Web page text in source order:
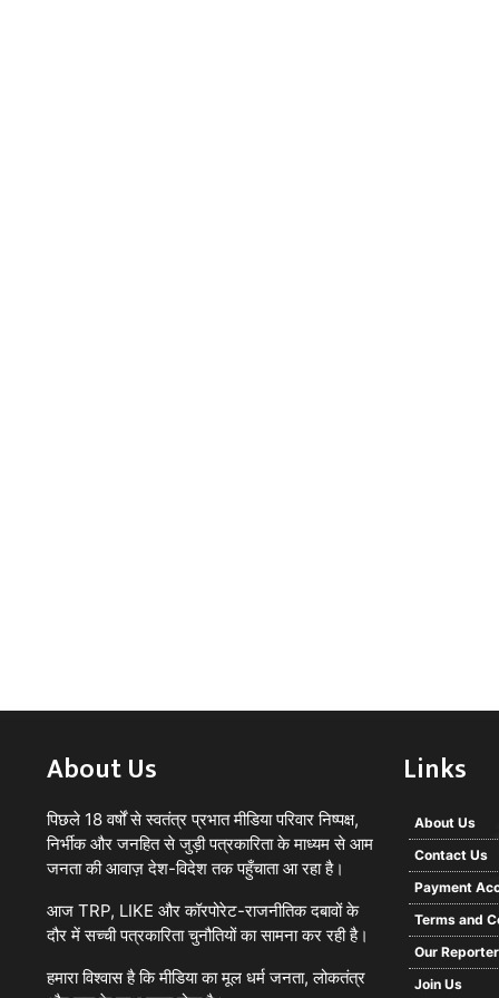
About Us
पिछले 18 वर्षों से स्वतंत्र प्रभात मीडिया परिवार निष्पक्ष,
निर्भीक और जनहित से जुड़ी पत्रकारिता के माध्यम से आम
जनता की आवाज़ देश-विदेश तक पहुँचाता आ रहा है।
आज TRP, LIKE और कॉरपोरेट-राजनीतिक दबावों के
दौर में सच्ची पत्रकारिता चुनौतियों का सामना कर रही है।
हमारा विश्वास है कि मीडिया का मूल धर्म जनता, लोकतंत्र
Links
About Us
Contact Us
Payment
Terms and
Our
Join Us